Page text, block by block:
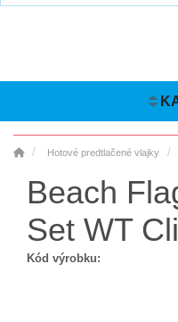
Hotové predtlačené vlajky
Beach
Set WT
Kód výrobku: